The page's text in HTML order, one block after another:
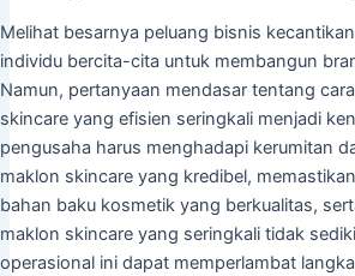
Melihat besarnya peluang bisnis
individu bercita-cita untuk membangun
Namun, pertanyaan mendasar tentang
skincare yang efisien seringkali menjadi
pengusaha harus menghadapi kerumitan
maklon skincare yang kredibel,
bahan baku kosmetik yang berkualitas,
maklon skincare yang seringkali tidak
operasional ini dapat memperlambat